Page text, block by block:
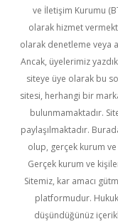
ve İletişim Kurumu
olarak hizmet
olarak denetleme veya
Ancak, üyelerimiz
siteye üye olarak bu
sitesi, herhangi bir
bulunmamaktadır.
paylaşılmaktadır.
olup, gerçek kurum ve
Gerçek kurum ve
Sitemiz, kar amacı
platformudur.
düşündüğünüz